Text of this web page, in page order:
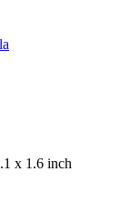
x 1.6 inch